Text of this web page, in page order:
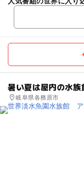
暑い夏は屋内の水族
岐阜県各務原市